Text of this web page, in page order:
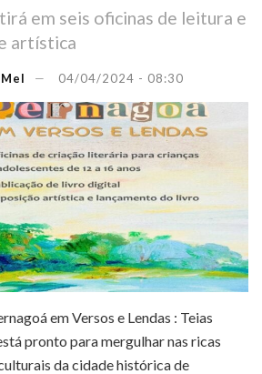
em seis oficinas de leitura e
artística
04/04/2024 - 08:30
em Versos e Lendas : Teias
pronto para mergulhar nas ricas
da cidade histórica de